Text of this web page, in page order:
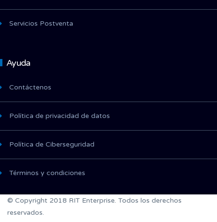
Servicios Postventa
Ayuda
Contáctenos
Política de privacidad de datos
Política de Ciberseguridad
Términos y condiciones
© Copyright 2018 RIT Enterprise. Todos los derechos
reservados.